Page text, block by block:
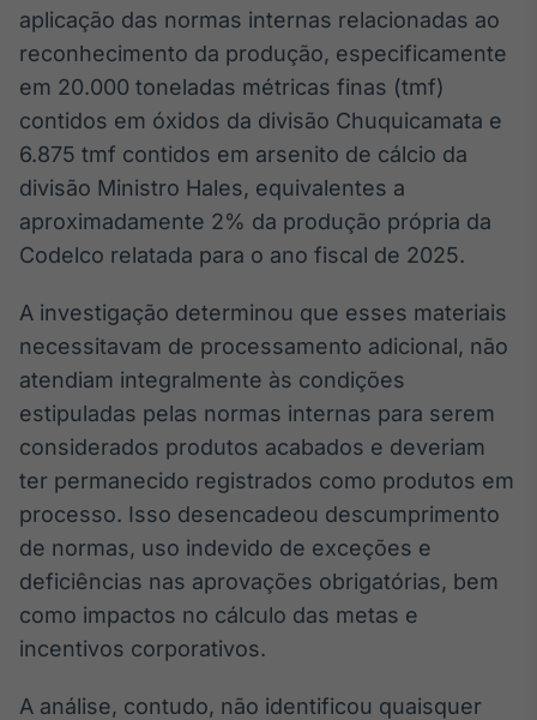
OTC
Plataforma para
negociação de
ativos
Broadcast
Datafeed
APIs para
integração de
conteúdos e
Broadcast
Ticker
Cotações e
headlines de
notícias
Broadcast
Widgets
Componentes
para conteúdos e
funcionalidades
Broadcast
aplicação das normas internas relacionadas ao
reconhecimento da produção, especificamente
em 20.000 toneladas métricas finas (tmf)
contidos em óxidos da divisão Chuquicamata e
6.875 tmf contidos em arsenito de cálcio da
divisão Ministro Hales, equivalentes a
aproximadamente 2% da produção própria da
Codelco relatada para o ano fiscal de 2025.
A investigação determinou que esses materiais
necessitavam de processamento adicional, não
atendiam integralmente às condições
estipuladas pelas normas internas para serem
considerados produtos acabados e deveriam
ter permanecido registrados como produtos em
processo. Isso desencadeou descumprimento
de normas, uso indevido de exceções e
deficiências nas aprovações obrigatórias, bem
como impactos no cálculo das metas e
incentivos corporativos.
A análise, contudo, não identificou quaisquer